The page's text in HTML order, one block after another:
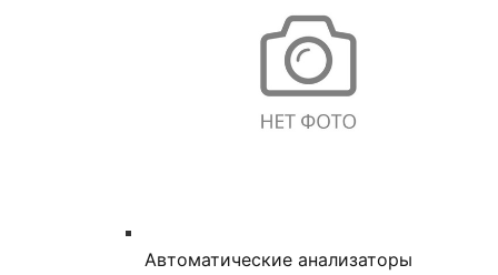
Автоматические анализаторы